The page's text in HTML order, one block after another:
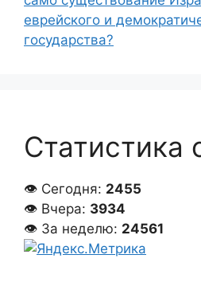
еврейского и
государства?
Статистика
👁 Сегодня: 2455
👁 Вчера: 3934
👁 За неделю: 24561